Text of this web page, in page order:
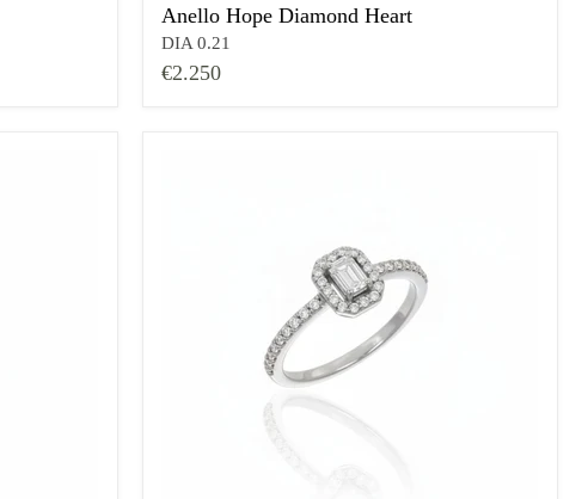
Anello Hope Diamond Heart
DIA 0.21
€2.250